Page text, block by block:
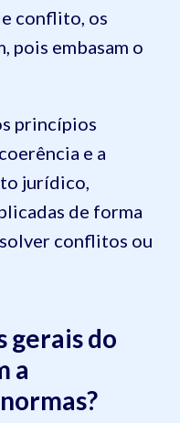
conflito, os
pois embasam o
princípios
e a
jurídico,
de forma
conflitos ou
gerais do
a